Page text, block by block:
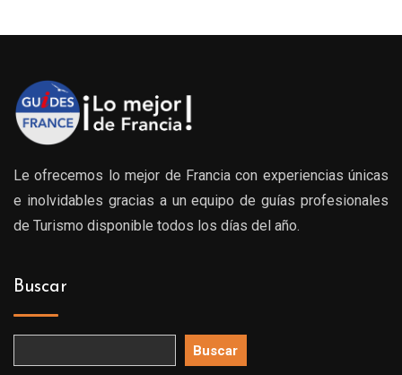
Le ofrecemos lo mejor de Francia con experiencias únicas
e inolvidables gracias a un equipo de guías profesionales
de Turismo disponible todos los días del año.
Buscar
Buscar